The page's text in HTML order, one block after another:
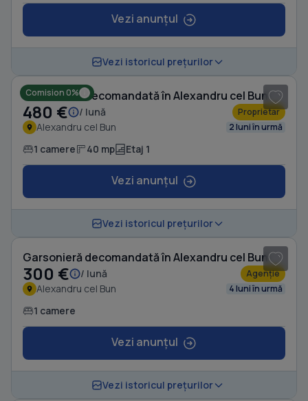
Vezi anunțul
Vezi istoricul prețurilor
Comision 0%
Garsonieră decomandată în Alexandru cel Bun
480 € / lună Proprietar
Alexandru cel Bun 2 luni în urmă
1 camere 40 mp Etaj 1
Vezi anunțul
Vezi istoricul prețurilor
Garsonieră decomandată în Alexandru cel Bun
300 € / lună Agenție
Alexandru cel Bun 4 luni în urmă
1 camere
Vezi anunțul
Vezi istoricul prețurilor